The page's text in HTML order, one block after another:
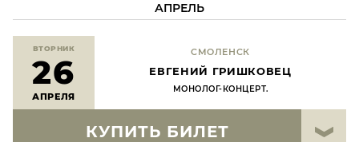
АПРЕЛЬ
ВТОРНИК
26
АПРЕЛЯ
СМОЛЕНСК
ЕВГЕНИЙ ГРИШКОВЕЦ
МОНОЛОГ-КОНЦЕРТ.
КУПИТЬ БИЛЕТ